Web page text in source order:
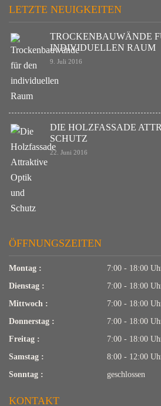
LETZTE NEUIGKEITEN
TROCKENBAUWÄNDE
INDIVIDUELLEN RAUM
9. Juli 2016
DIE HOLZFASSADE
SCHUTZ
22. Juni 2016
ÖFFNUNGSZEITEN
Montag :
7:00 - 18:00
Dienstag :
7:00 - 18:00
Mittwoch :
7:00 - 18:00
Donnerstag :
7:00 - 18:00
Freitag :
7:00 - 18:00
Samstag :
8:00 - 12:00
Sonntag :
geschlossen
KONTAKT